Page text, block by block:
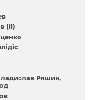
(II)
Ряшин